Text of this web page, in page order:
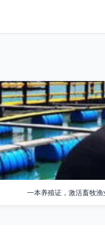
一本养殖证，激活畜牧